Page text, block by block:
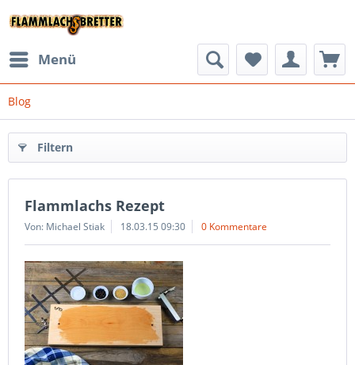
Menü
Blog
Filtern
Flammlachs Rezept
Von: Michael Stiak 18.03.15 09:30 0 Kommentare